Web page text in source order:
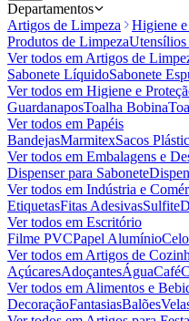
Departamentos
Artigos de Limpeza
Higiene
Produtos de Limpeza
Ver todos emArtigos de
Sabonete LíquidoSabonete
Ver todos em Higiene e
GuardanaposToalha Bobina
Ver todos em Papéis
BandejasMarmitexSacos
Ver todos em Embalagens e
Dispenser para Sabonete
Ver todos em Indústria e
EtiquetasFitas AdesivasSulfite
Ver todos em Escritório
Filme PVCPapel Alumínio
Ver todos emArtigos de
AçúcaresAdoçantesÁguaCafé
Ver todos emAlimentos e
DecoraçãoFantasiasBalões